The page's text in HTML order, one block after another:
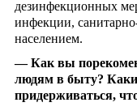
дезинфекционных
инфекции,
населением.
—Как вы
людям в быту?
придерживаться,